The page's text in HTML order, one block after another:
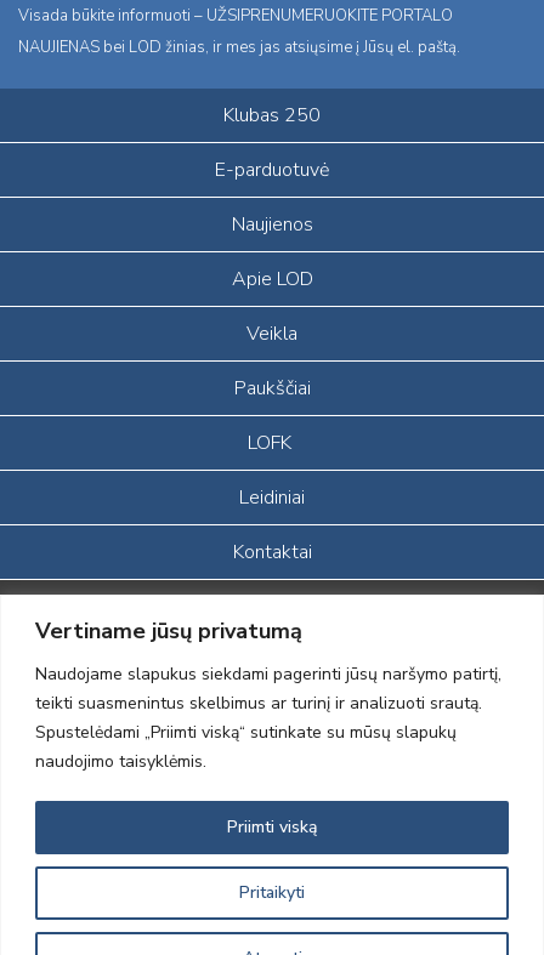
Vertiname jūsų privatumą
Naudojame slapukus siekdami pagerinti jūsų naršymo patirtį,
teikti suasmenintus skelbimus ar turinį ir analizuoti srautą.
Spustelėdami „Priimti viską“ sutinkate su mūsų slapukų
naudojimo taisyklėmis.
Pritaikyti
Priimti viską
Visada būkite informuoti – UŽSIPRENUMERUOKITE PORTALO
NAUJIENAS bei LOD žinias, ir mes jas atsiųsime į Jūsų el. paštą.
Klubas 250
E-parduotuvė
Naujienos
Apie LOD
Veikla
Paukščiai
LOFK
Leidiniai
Kontaktai
Portalas sukurtas įgyvendinant Lietuvos Respublikos, Europos
ekonominės erdvės ir Norvegijos finansinių mechanizmų iš dalies
finansuojamą paprojektį
„LOD visuomeninės /gamtosauginės veiklos sustiprinimas ir įvaizdžio
formavimas įtraukiant visuomenę į aplinkosauginių tyrimų veiklą“
(paprojekčio
įgyvendinimo sutarties numeris 2004-LT0008-NVO-1EEE/NOR-02-
2012 © Lietuvos Ornitologų Draugija © 2014, Visos teisės saugomos